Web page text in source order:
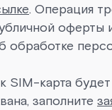
. Операция
оферты
обработке
SIM-карта будет
заполните